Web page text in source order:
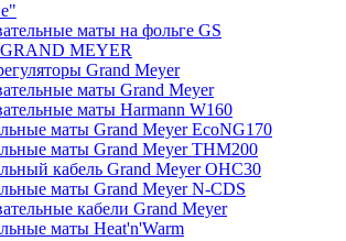
маты на фольге GS
MEYER
Grand Meyer
маты Grand Meyer
маты Harmann W160
маты Grand Meyer EcoNG170
маты Grand Meyer THM200
кабель Grand Meyer OHC30
маты Grand Meyer N-CDS
кабели Grand Meyer
маты Heat'n'Warm